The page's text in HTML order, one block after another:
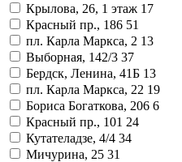
Крылова, 26, 1 этаж 17
Красный пр., 186 51
пл. Карла Маркса, 2 13
Выборная, 142/3 37
Бердск, Ленина, 41Б 13
пл. Карла Маркса, 22 19
Бориса Богаткова, 206 6
Красный пр., 101 24
Кутателадзе, 4/4 34
Мичурина, 25 31